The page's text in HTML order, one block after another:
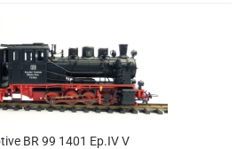
BR 99 1401 Ep.IV V